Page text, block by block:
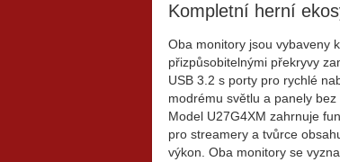
Kompletní herní
Oba monitory jsou vybaveny
přizpůsobitelnými překryvy
USB 3.2 s porty pro rychlé
modrému světlu a panely
Model U27G4XM zahrnuje
pro streamery a tvůrce
výkon. Oba monitory se